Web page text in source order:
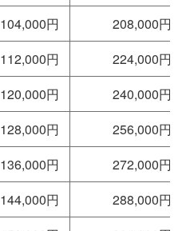
104,000円
208,000円
112,000円
224,000円
120,000円
240,000円
128,000円
256,000円
136,000円
272,000円
144,000円
288,000円